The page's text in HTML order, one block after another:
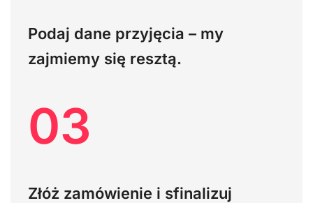
Podaj dane przyjęcia – my
zajmiemy się resztą.
03
Złóż zamówienie i sfinalizuj